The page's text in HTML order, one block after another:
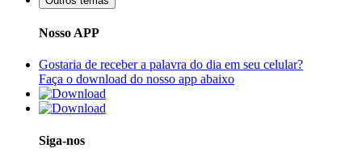
Nosso APP
Gostaria de receber a palavra do dia em seu celular?
Faça o download do nosso app abaixo
Siga-nos